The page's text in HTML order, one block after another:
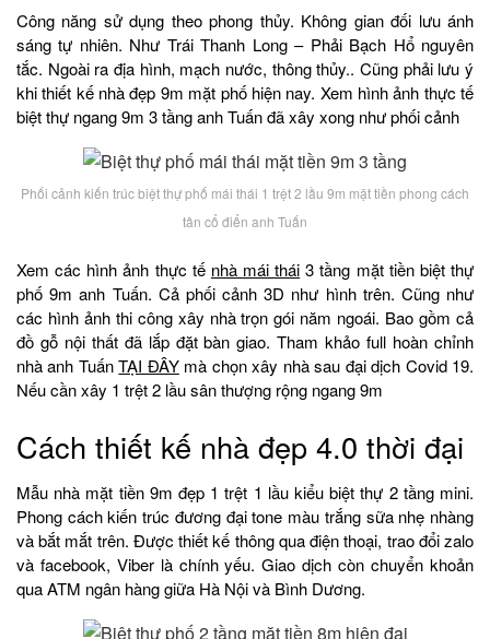
Công năng sử dụng theo phong thủy. Không gian đối lưu ánh
sáng tự nhiên. Như Trái Thanh Long – Phải Bạch Hổ nguyên
tắc. Ngoài ra địa hình, mạch nước, thông thủy.. Cũng phải lưu ý
khi thiết kế nhà đẹp 9m mặt phố hiện nay. Xem hình ảnh thực tế
biệt thự ngang 9m 3 tầng anh Tuấn đã xây xong như phối cảnh
Phối cảnh kiến trúc biệt thự phố mái thái 1 trệt 2 lầu 9m mặt tiền phong cách
tân cổ điển anh Tuấn
Xem các hình ảnh thực tế nhà mái thái 3 tầng mặt tiền biệt thự
phố 9m anh Tuấn. Cả phối cảnh 3D như hình trên. Cũng như
các hình ảnh thi công xây nhà trọn gói năm ngoái. Bao gồm cả
đồ gỗ nội thất đã lắp đặt bàn giao. Tham khảo full hoàn chỉnh
nhà anh TuấnTẠI ĐÂYmà chọn xây nhà sau đại dịch Covid 19.
Nếu cần xây 1 trệt 2 lầu sân thượng rộng ngang 9m
Cách thiết kế nhà đẹp 4.0 thời đại
Mẫu nhà mặt tiền 9m đẹp 1 trệt 1 lầu kiểu biệt thự 2 tầng mini.
Phong cách kiến trúc đương đại tone màu trắng sữa nhẹ nhàng
và bắt mắt trên. Được thiết kế thông qua điện thoại, trao đổi zalo
và facebook, Viber là chính yếu. Giao dịch còn chuyển khoản
qua ATM ngân hàng giữa Hà Nội và Bình Dương.